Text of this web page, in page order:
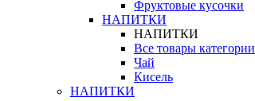
Фруктовые кусочки
НАПИТКИ
НАПИТКИ
Все товары категории
Чай
Кисель
НАПИТКИ